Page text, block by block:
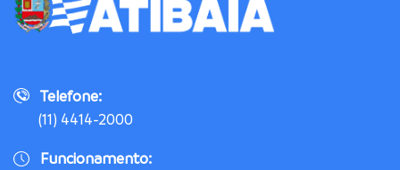
Telefone:
(11) 4414-2000
Funcionamento: